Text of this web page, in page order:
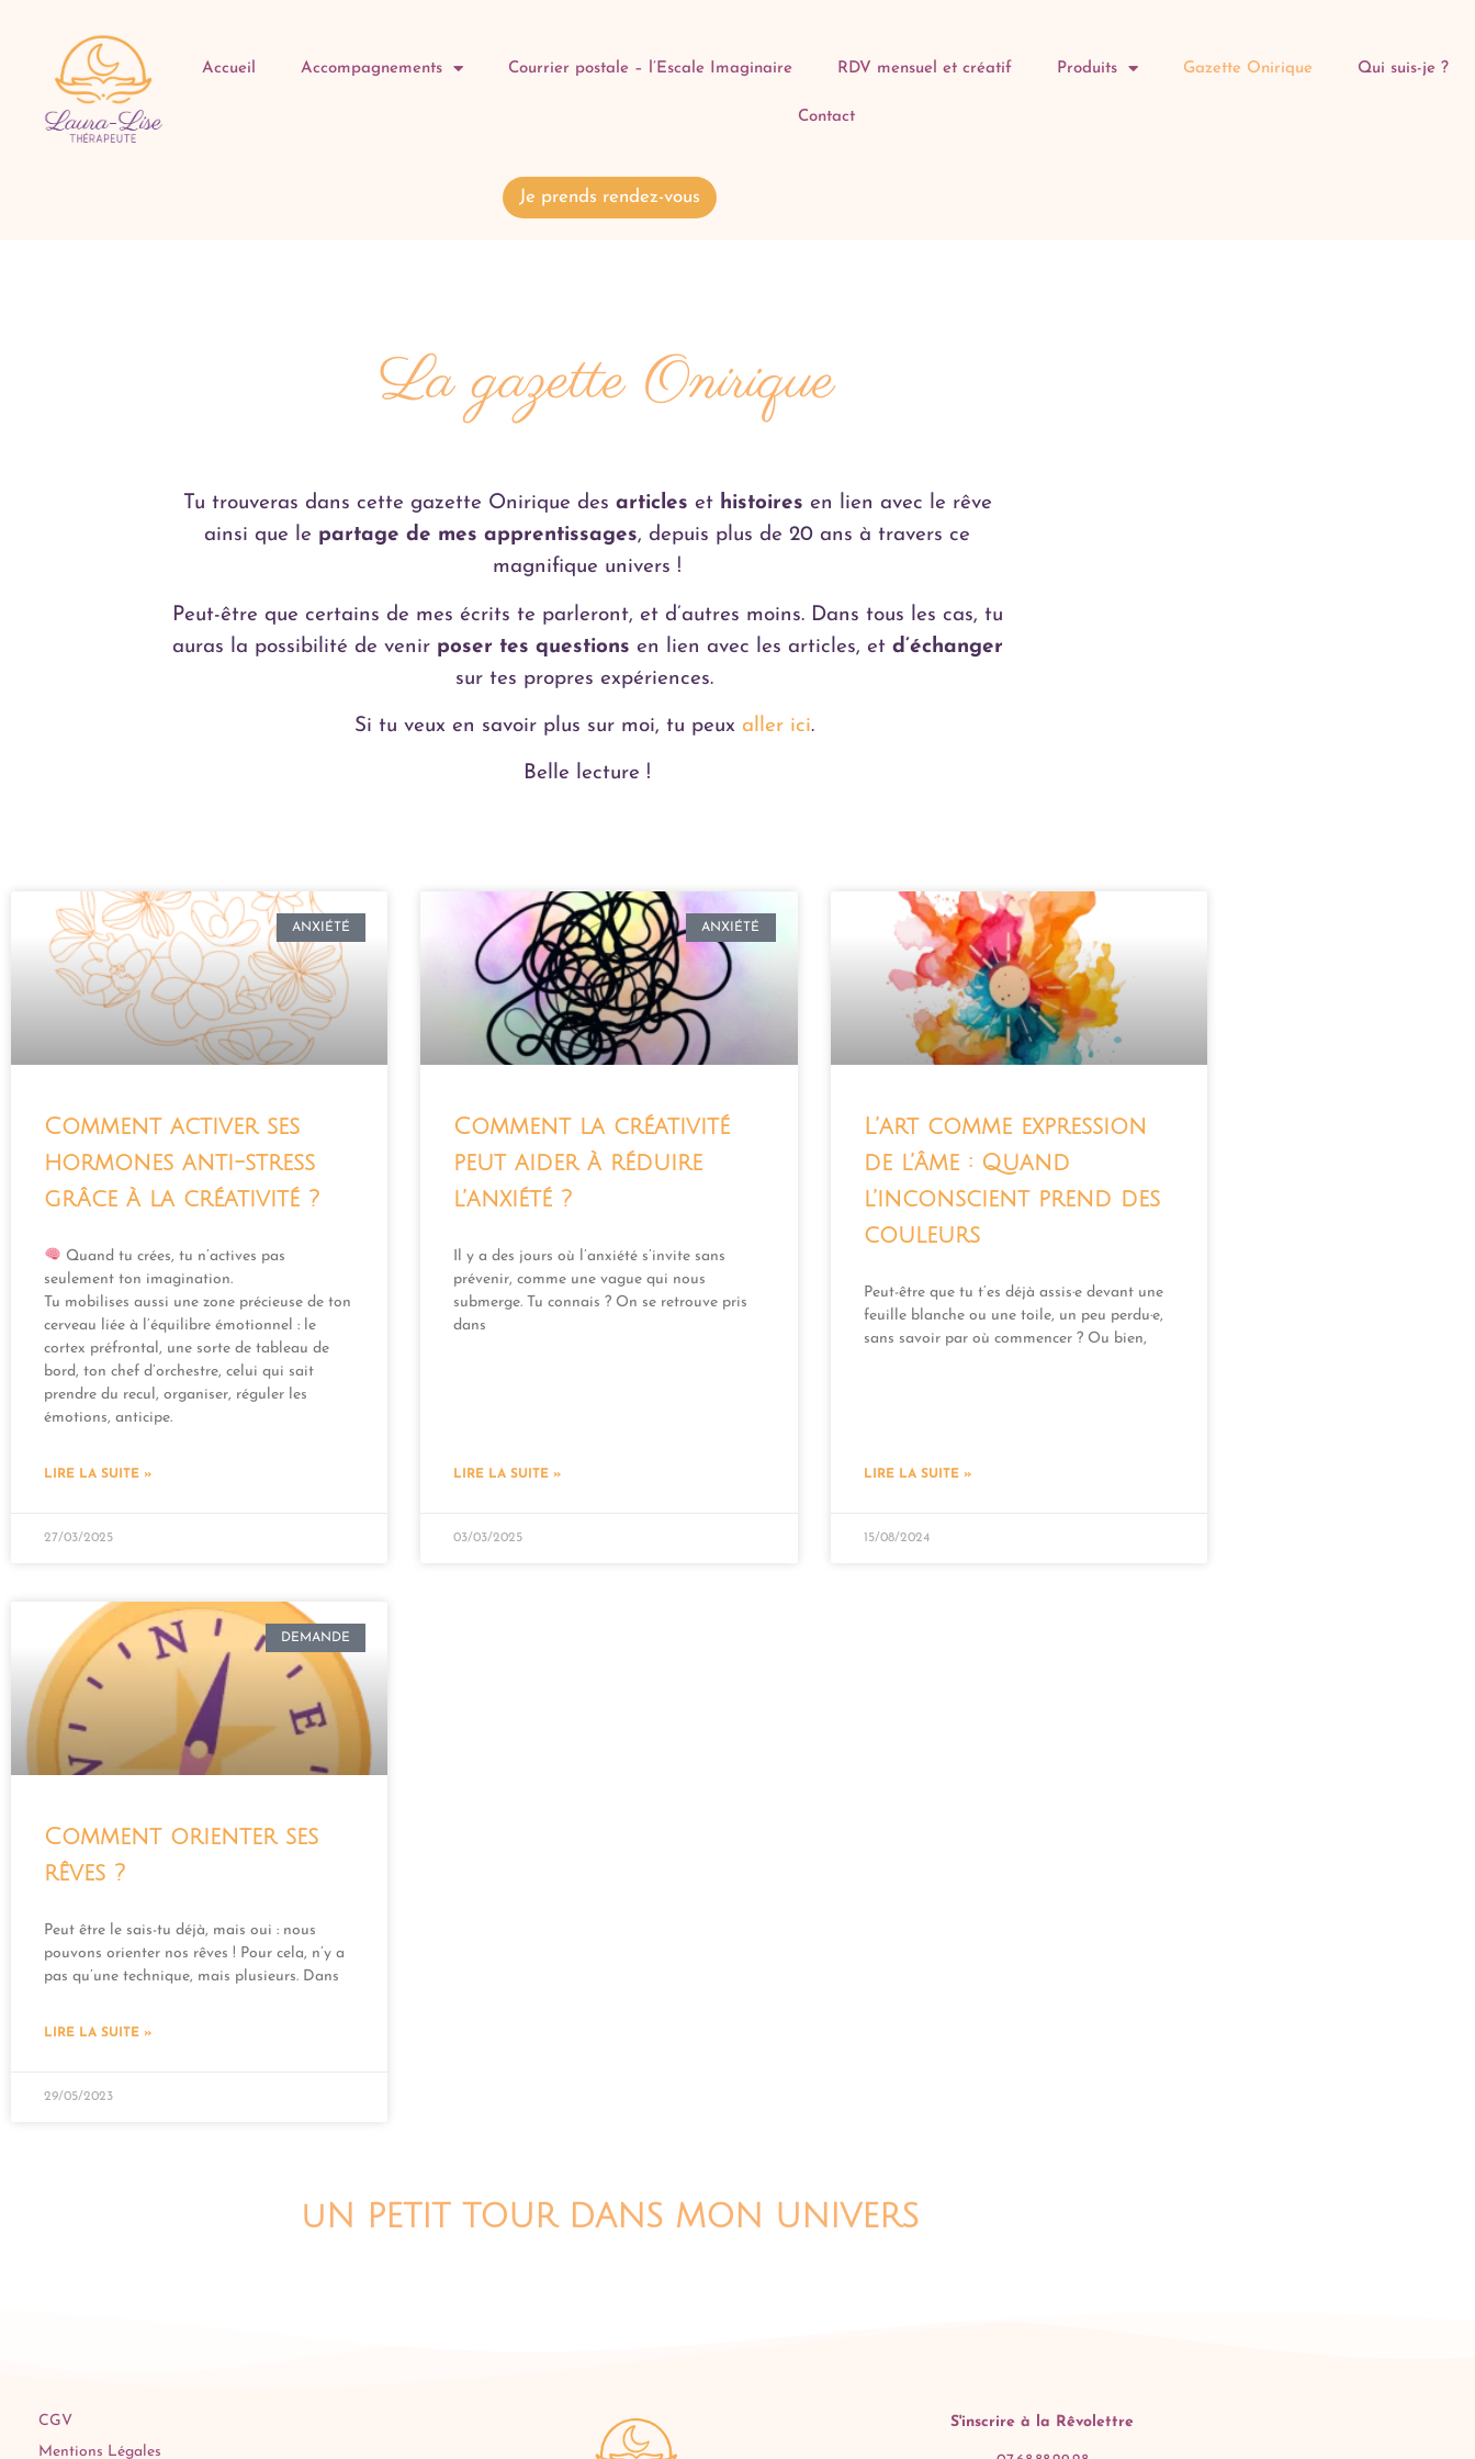
Accueil Accompagnements Courrier postale – l’Escale Imaginaire RDV mensuel et créatif Produits Gazette Onirique Qui suis-je ?
Contact
Je prends rendez-vous
La gazette Onirique
Tu trouveras dans cette gazette Onirique des articles et histoires en lien avec le rêve
ainsi que le partage de mes apprentissages, depuis plus de 20 ans à travers ce
magnifique univers !
Peut-être que certains de mes écrits te parleront, et d’autres moins. Dans tous les cas, tu
auras la possibilité de venir poser tes questions en lien avec les articles, et d’échanger
sur tes propres expériences.
Si tu veux en savoir plus sur moi, tu peuxaller ici.
Belle lecture !
ANXIÉTÉ
Comment activer ses
hormones anti-stress
grâce à la créativité ?
Quand tu crées, tu n’actives pas
seulement ton imagination.
Tu mobilises aussi une zone précieuse de ton
cerveau liée à l’équilibre émotionnel : le
cortex préfrontal, une sorte de tableau de
bord, ton chef d’orchestre, celui qui sait
prendre du recul, organiser, réguler les
émotions, anticipe.
LIRE LA SUITE »
27/03/2025
ANXIÉTÉ
Comment la créativité
peut aider à réduire
l’anxiété ?
Il y a des jours où l’anxiété s’invite sans
prévenir, comme une vague qui nous
submerge. Tu connais ? On se retrouve pris
dans
LIRE LA SUITE »
03/03/2025
L’art comme expression
de l’âme : Quand
l’inconscient prend des
couleurs
Peut-être que tu t’es déjà assis·e devant une
feuille blanche ou une toile, un peu perdu·e,
sans savoir par où commencer ? Ou bien,
LIRE LA SUITE »
15/08/2024
DEMANDE
Comment orienter ses
rêves ?
Peut être le sais-tu déjà, mais oui : nous
pouvons orienter nos rêves ! Pour cela, n’y a
pas qu’une technique, mais plusieurs. Dans
LIRE LA SUITE »
29/05/2023
uN PETIT TOUR DANS MON UNIVERS
CGV
Mentions Légales
S'inscrire à la Rêvolettre